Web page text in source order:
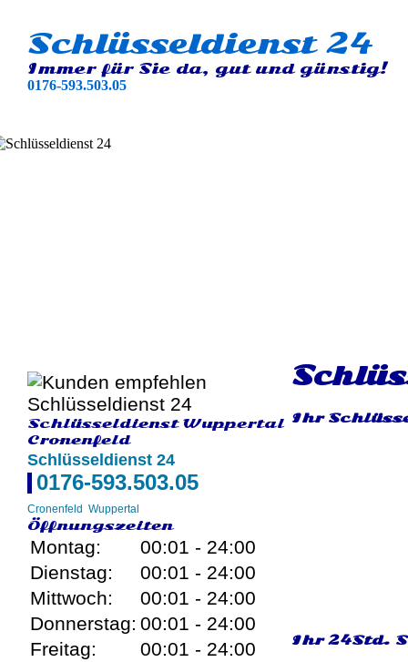
Schlüsseldienst 24
Immer für Sie da, gut und günstig!
0176-593.503.05
Schlüsseldienst Wuppertal
Cronenfeld
Schlüsseldienst 24
0176-593.503.05
Cronenfeld Wuppertal
Öffnungszeiten
Montag:
00:01 - 24:00
Dienstag:
00:01 - 24:00
Mittwoch:
00:01 - 24:00
Donnerstag: 00:01 - 24:00
Freitag:
00:01 - 24:00
Ihr
Ihr 24Std.